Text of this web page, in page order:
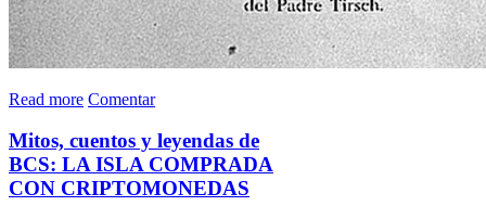
Read more Comentar
Mitos, cuentos y leyendas de
BCS: LA ISLA COMPRADA
CON CRIPTOMONEDAS